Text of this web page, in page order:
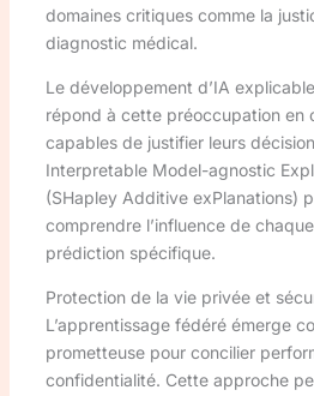
domaines critiques comme la
diagnostic médical.
Le développement d’IA
répond à cette préoccupation en
capables de justifier leurs
Interpretable Model-agnostic
(SHapley Additive exPlanations)
comprendre l’influence de
prédiction spécifique.
Protection de la vie privée et
L’apprentissage fédéré émerge
prometteuse pour concilier
confidentialité. Cette approche